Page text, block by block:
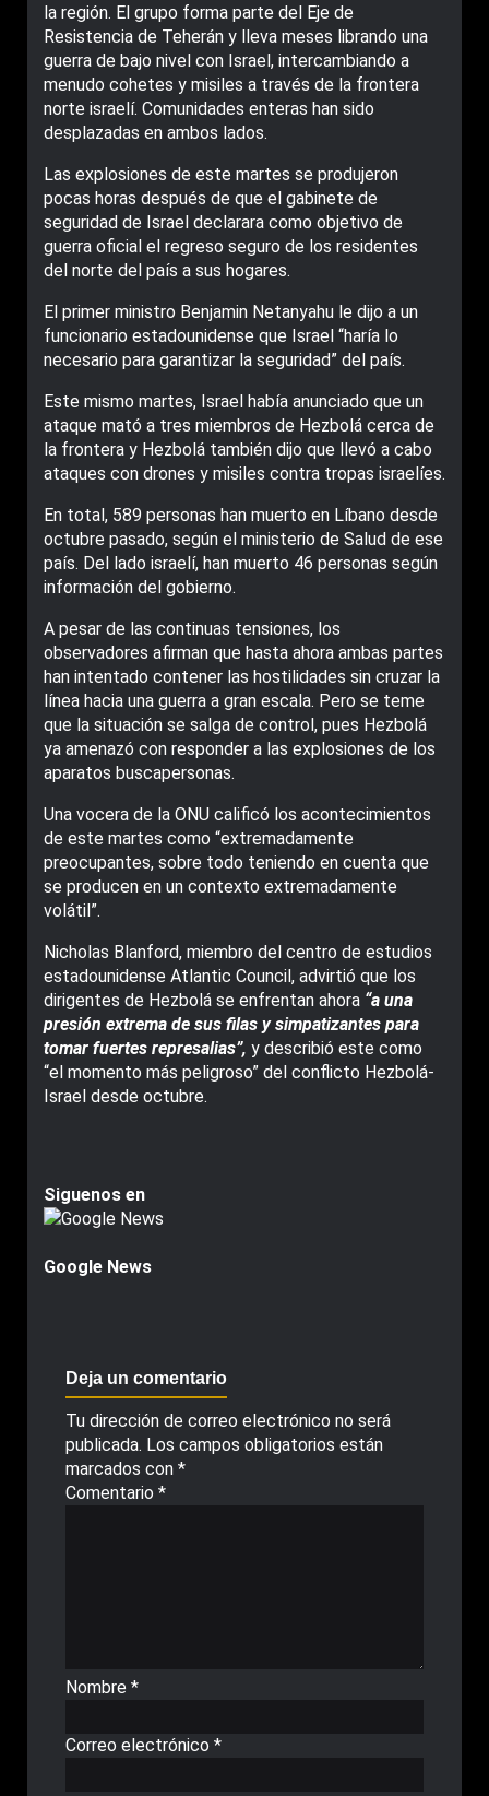
la región. El grupo forma parte del Eje de
Resistencia de Teherán y lleva meses librando una
guerra de bajo nivel con Israel, intercambiando a
menudo cohetes y misiles a través de la frontera
norte israelí. Comunidades enteras han sido
desplazadas en ambos lados.
Las explosiones de este martes se produjeron
pocas horas después de que el gabinete de
seguridad de Israel declarara como objetivo de
guerra oficial el regreso seguro de los residentes
del norte del país a sus hogares.
El primer ministro Benjamin Netanyahu le dijo a un
funcionario estadounidense que Israel “haría lo
necesario para garantizar la seguridad” del país.
Este mismo martes, Israel había anunciado que un
ataque mató a tres miembros de Hezbolá cerca de
la frontera y Hezbolá también dijo que llevó a cabo
ataques con drones y misiles contra tropas israelíes.
En total, 589 personas han muerto en Líbano desde
octubre pasado, según el ministerio de Salud de ese
país. Del lado israelí, han muerto 46 personas según
información del gobierno.
A pesar de las continuas tensiones, los
observadores afirman que hasta ahora ambas partes
han intentado contener las hostilidades sin cruzar la
línea hacia una guerra a gran escala. Pero se teme
que la situación se salga de control, pues Hezbolá
ya amenazó con responder a las explosiones de los
aparatos buscapersonas.
Una vocera de la ONU calificó los acontecimientos
de este martes como “extremadamente
preocupantes, sobre todo teniendo en cuenta que
se producen en un contexto extremadamente
volátil”.
Nicholas Blanford, miembro del centro de estudios
estadounidense Atlantic Council, advirtió que los
dirigentes de Hezbolá se enfrentan ahora “a una
presión extrema de sus filas y simpatizantes para
tomar fuertes represalias”, y describió este como
“el momento más peligroso” del conflicto Hezbolá-
Israel desde octubre.
Siguenos en
Google News
Deja un comentario
Tu dirección de correo electrónico no será
publicada. Los campos obligatorios están
marcados con *
Comentario *
Nombre *
Correo electrónico *